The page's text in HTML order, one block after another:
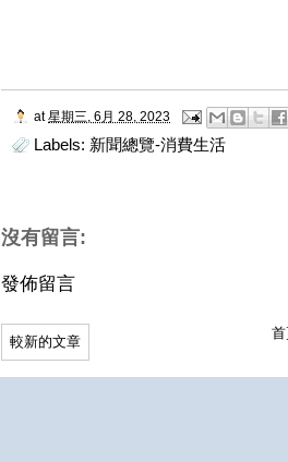
at 星期三, 6月 28, 2023
Labels: 新聞總覽-消費生活
沒有留言:
發佈留言
較新的文章